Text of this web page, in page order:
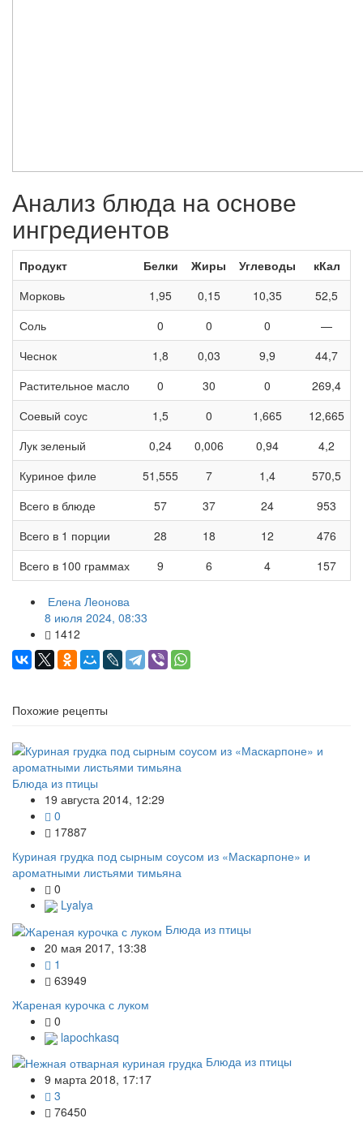
Анализ блюда на основе
ингредиентов
Продукт Белки Жиры Углеводы
кКал
Морковь
1,95 0,15 10,35
52,5
Соль
0 0 0
—
Чеснок
1,8 0,03 9,9
44,7
Растительное масло
0 30 0
269,4
Соевый соус
1,5 0 1,665
12,665
Лук зеленый
0,24 0,006 0,94
4,2
Куриное филе
51,555 7 1,4
570,5
Всего в блюде
57 37 24
953
Всего в 1 порции
28 18 12
476
Всего в 100 граммах
9 6 4 157
Елена Леонова
8 июля 2024, 08:33
1412
Похожие рецепты
Блюда из птицы
19 августа 2014, 12:29
0
17887
Куриная грудка под сырным соусом из «Маскарпоне» и
ароматными листьями тимьяна
0
Lyalya
Блюда из птицы
20 мая 2017, 13:38
1
63949
Жареная курочка с луком
0
lapochkasq
Блюда из птицы
9 марта 2018, 17:17
3
76450